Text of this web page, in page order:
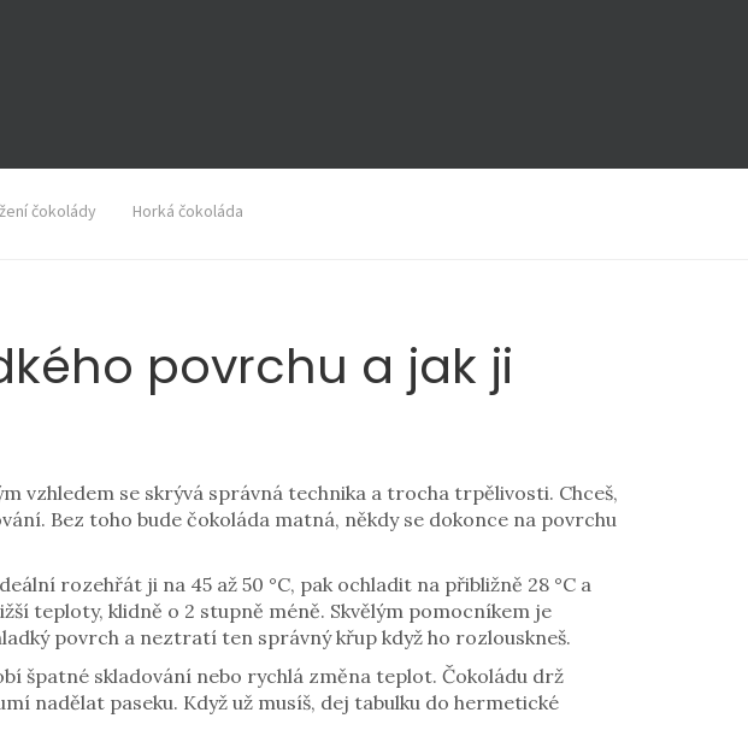
čokolády Horká čokoláda
povrchu a jak ji
vzhledem se skrývá správná technika a trocha trpělivosti. Chceš,
Bez toho bude čokoláda matná, někdy se dokonce na povrchu
rozehřát ji na 45 až 50 °C, pak ochladit na přibližně 28 °C a
teploty, klidně o 2 stupně méně. Skvělým pomocníkem je
povrch a neztratí ten správný křup když ho rozlouskneš.
špatné skladování nebo rychlá změna teplot. Čokoládu drž
nadělat paseku. Když už musíš, dej tabulku do hermetické